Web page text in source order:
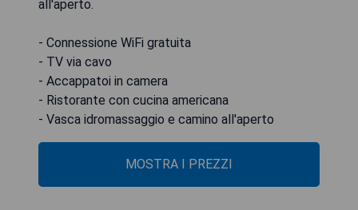
all'aperto.
- Connessione WiFi gratuita
- TV via cavo
- Accappatoi in camera
- Ristorante con cucina americana
- Vasca idromassaggio e camino all'aperto
MOSTRA I PREZZI